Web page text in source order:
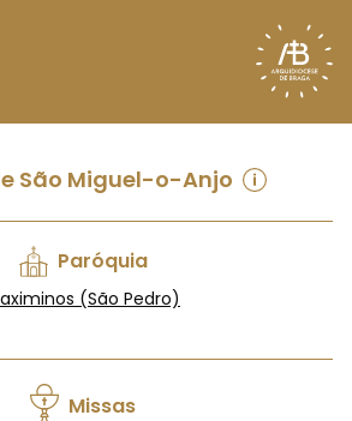
São Miguel-o-Anjo
Paróquia
(São Pedro)
Missas